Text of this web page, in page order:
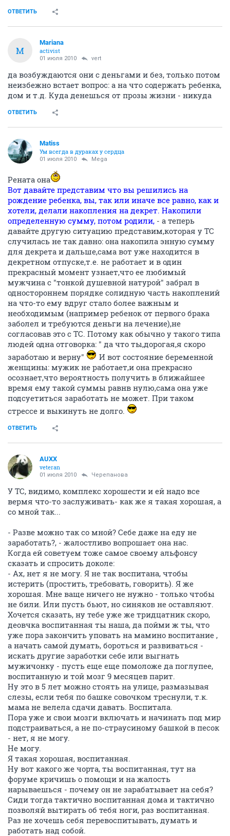
ОТВЕТИТЬ
M
Mariana
activist
01 июля 2010 vert
да возбуждаются они с деньгами и без, только потом
неизбежно встает вопрос: а на что содержать ребенка,
дом и т.д. Куда денешься от прозы жизни - никуда
ОТВЕТИТЬ
Matiss
Ум всегда в дураках у сердца
01 июля 2010 Mega
Рената она
Вот давайте представим что вы решились на
рождение ребенка, вы, так или иначе все равно, как и
хотели, делали накопления на декрет. Накопили
определенную сумму, потом родили, - а теперь
давайте другую ситуацию представим,которая у ТС
случилась не так давно: она накопила энную сумму
для декрета и дальше,сама вот уже находится в
декретном отпуске,т.е. не работает и в один
прекрасный момент узнает,что ее любимый
мужчина с "тонкой душевной натурой" забрал в
одностороннем порядке солидную часть накоплений
на что-то ему вдруг стало более важным и
необходимым (например ребенок от первого брака
заболел и требуются деньги на лечение),не
согласовав это с ТС. Потому как обычно у такого типа
людей одна отговорка: " да что ты,дорогая,я скоро
заработаю и верну"
И вот состояние беременной
женщины: мужик не работает,и она прекрасно
осознает,что вероятность получить в ближайшее
время ему такой суммы равнв нулю,сама она уже
подсуетиться заработать не может. При таком
стрессе и выкинуть не долго.
ОТВЕТИТЬ
AUXX
veteran
01 июля 2010 Черепанова
У ТС, видимо, комплекс хорошести и ей надо все
вермя что-то заслуживать- как же я такая хорошая, а
со мной так...
- Разве можно так со мной? Себе даже на еду не
заработать?, - жалостливо вопрошает она нас.
Когда ей советуем тоже самое своему альфонсу
сказать и спросить доколе:
- Ах, нет я не могу. Я не так воспитана, чтобы
истерить (простить, требовать, говорить). Я же
хорошая. Мне ваще ничего не нужно - только чтобы
не били. Или пусть бьют, но синяков не оставляют.
Хочется сказать, ну тебе уже же тридцатник скоро,
деовчка воспитанная ты наша, да пойми ж ты, что
уже пора закончить уповать на мамино воспитание ,
а начать самой думать, бороться и развиваться -
искать другие заработки себе или выгнать
мужичонку - пусть еще еще помоложе да поглупее,
воспитанную и той мозг 9 месяцев парит.
Ну это в 5 лет можно стоять на улице, размазывая
слезы, если тебя по башке совочком треснули, т.к.
мама не велела сдачи давать. Воспитала.
Пора уже и свои мозги включать и начинать под мир
подстраиваться, а не по-страусиному башкой в песок
- нет, я не могу.
Не могу.
Я такая хорошая, воспитанная.
Ну вот какого же чорта, ты воспитанная, тут на
форуме кричишь о помощи и на жалость
нарываешься - почему он не зарабатывает на себя?
Сиди тогда тактично воспитанная дома и тактично
позволяй вытирать об тебя ноги, раз воспитанная.
Раз не хочешь себя перевоспитывать, думать и
работать над собой.